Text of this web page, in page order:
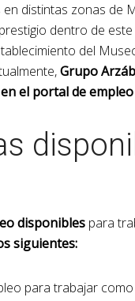
distintas zonas de
dentro de
del
Grupo
el portal de
disponibles para
siguientes:
para trabajar como